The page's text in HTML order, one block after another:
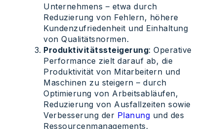
Unternehmens – etwa durch
Reduzierung von Fehlern, höhere
Kundenzufriedenheit und Einhaltung
von Qualitätsnormen.
Produktivitätssteigerung: Operative
Performance zielt darauf ab, die
Produktivität von Mitarbeitern und
Maschinen zu steigern – durch
Optimierung von Arbeitsabläufen,
Reduzierung von Ausfallzeiten sowie
Verbesserung der Planung und des
Ressourcenmanagements.